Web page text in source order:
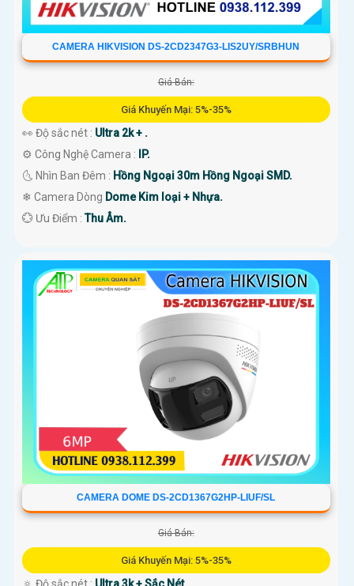
CAMERA HIKVISION DS-2CD2347G3-LIS2UY/SRBHUN
Giá Bán:
Giá Khuyến Mại: 5%-35%
👀 Độ sắc nét : Ultra 2k + .
⚙ Công Nghệ Camera : IP.
🌜 Nhìn Ban Đêm : Hồng Ngoại 30m Hồng Ngoại SMD.
❄ Camera Dòng Dome Kim loại + Nhựa.
️💮 Ưu Điểm :Thu Âm.
CAMERA DOME DS-2CD1367G2HP-LIUF/SL
Giá Bán:
Giá Khuyến Mại: 5%-35%